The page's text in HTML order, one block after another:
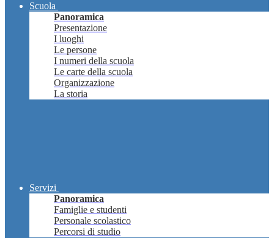
Scuola
Panoramica
Presentazione
I luoghi
Le persone
I numeri della scuola
Le carte della scuola
Organizzazione
La storia
Servizi
Panoramica
Famiglie e studenti
Personale scolastico
Percorsi di studio